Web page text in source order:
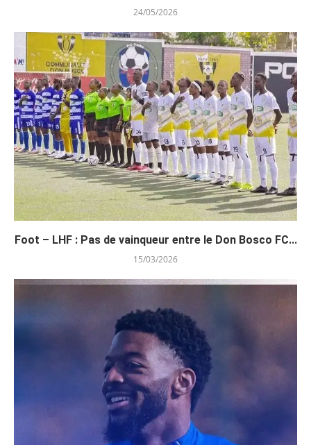
24/05/2026
Foot – LHF : Pas de vainqueur entre le Don Bosco FC...
15/03/2026